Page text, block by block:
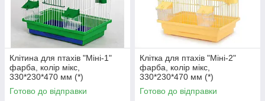
Клітина для птахів "Міні-1"
фарба, колір мікс,
330*230*470 мм (*)
Готово до відправки
Клітка для птахів "Міні-2"
фарба, колір мікс,
330*230*470 мм (*)
Готово до відправки